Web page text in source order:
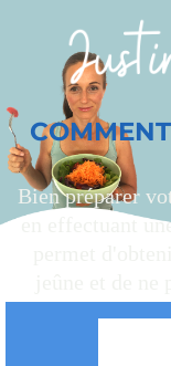
Bien préparer
en effectuant